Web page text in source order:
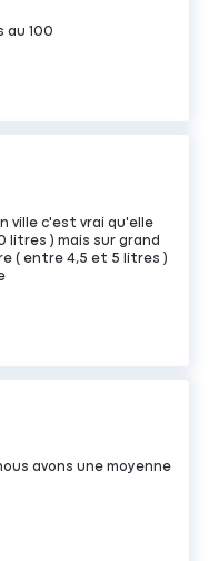
au 100
ville c'est vrai qu'elle
litres ) mais sur grand
( entre 4,5 et 5 litres )
avons une moyenne